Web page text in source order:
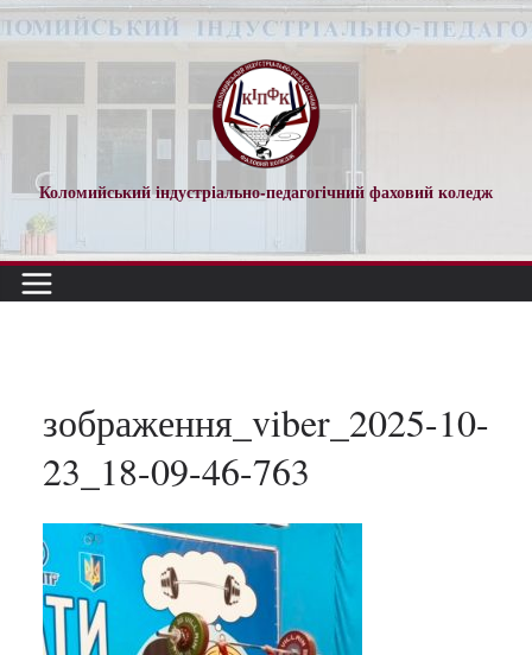
Перейти
до
Коломийський індустріально-педагогічний фаховий коледж
зображення_viber_2025-10-
23_18-09-46-763